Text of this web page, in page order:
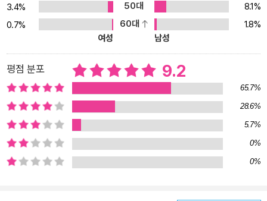
3.4%
50대
8.1%
0.7%
60대
1.8%
여성
남성
평점 분포 9.2
65.7%
28.6%
5.7%
0%
0%